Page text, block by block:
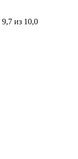
9,7 из 10,0